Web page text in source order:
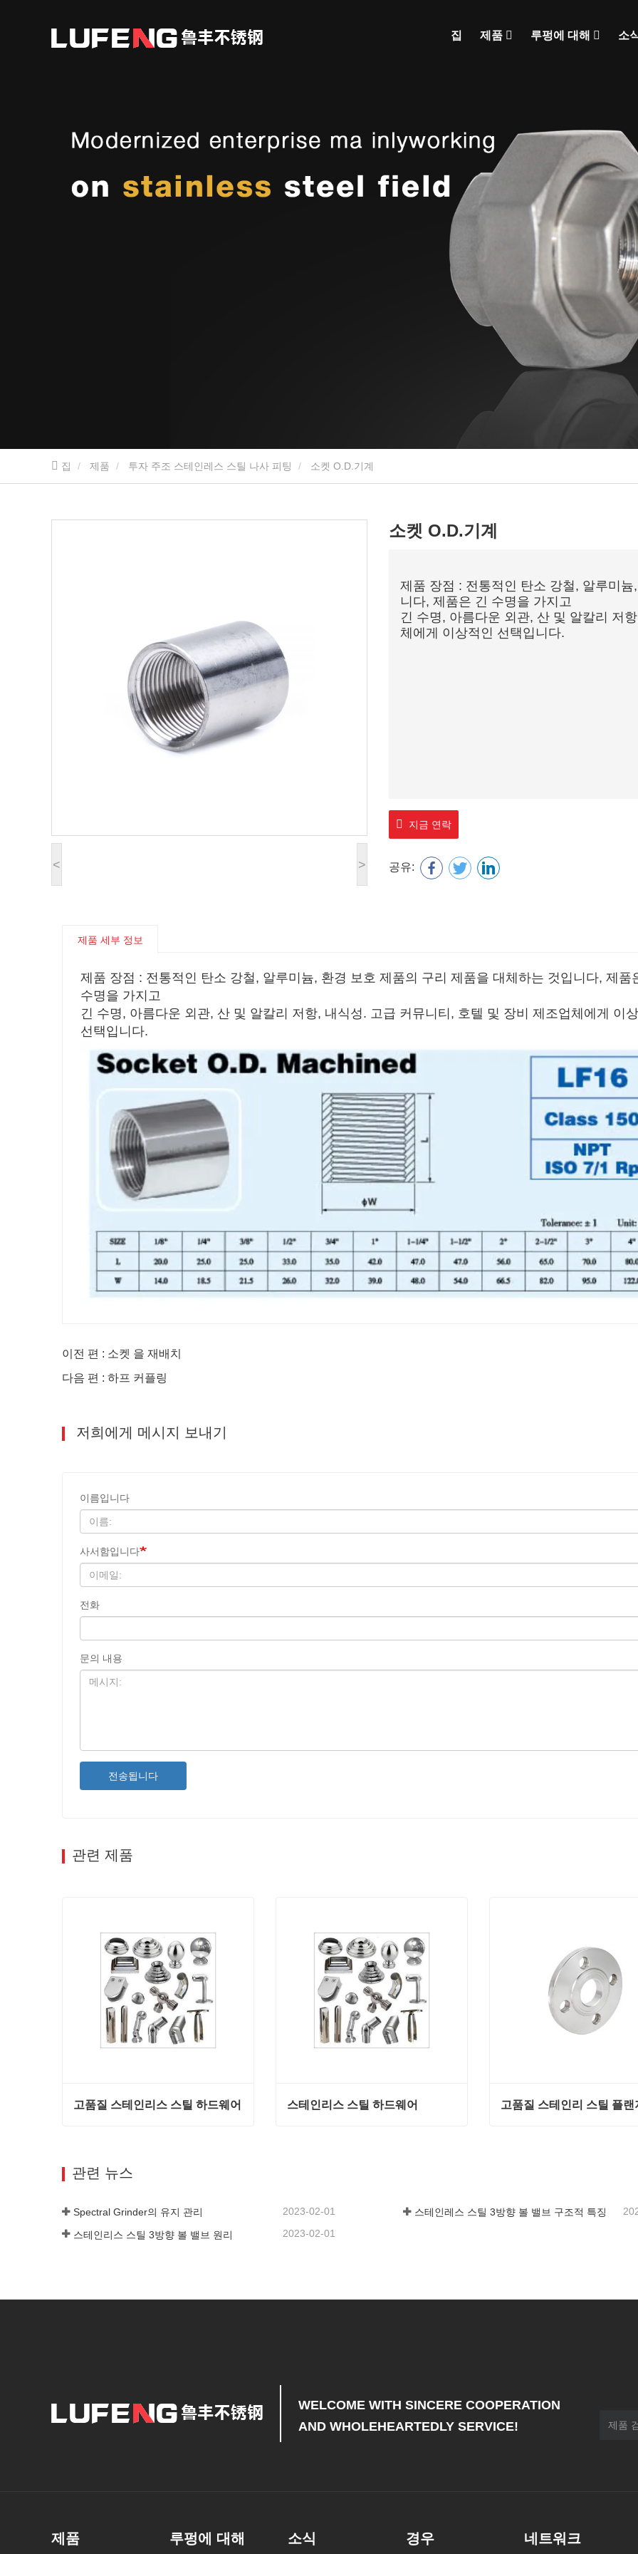
집 제품 루펑에 대해 소
집 제품 투자 주조 스테인레스 스틸 나사 피팅 소켓 O.D.기계
< >
소켓 O.D.기계
제품 장점 : 전통적인 탄소 강철, 알루미
니다, 제품은 긴 수명을 가지고
긴 수명, 아름다운 외관, 산 및 알칼리 저
체에게 이상적인 선택입니다.
지금 연락
공유:
제품 세부 정보
제품 장점 : 전통적인 탄소 강철, 알루미늄, 환경 보호 제품의 구리 제품을 대체하는 것입니다, 제품
수명을 가지고
긴 수명, 아름다운 외관, 산 및 알칼리 저항, 내식성. 고급 커뮤니티, 호텔 및 장비 제조업체에게 이
선택입니다.
이전 편 : 소켓 을 재배치
다음 편 : 하프 커플링
저희에게 메시지 보내기
이름입니다
사서함입니다
전화
문의 내용
전송됩니다
관련 제품
고품질 스테인리스 스틸 하드웨어 스테인리스 스틸 하드웨어 고품질 스테인리 스틸 플랜
관련 뉴스
Spectral Grinder의 유지 관리 2023-02-01 스테인레스 스틸 3방향 볼 밸브 구조적 특징
스테인리스 스틸 3방향 볼 밸브 원리 2023-02-01
WELCOME WITH SINCERE COOPERATION
AND WHOLEHEARTEDLY SERVICE!
제품 루펑에 대해 소식 경우 네트워크